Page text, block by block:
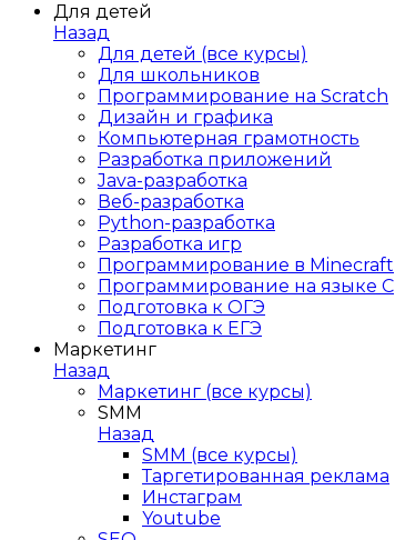
Для детей
Назад
Для детей (все курсы)
Для школьников
Программирование на Scratch
Дизайн и графика
Компьютерная грамотность
Разработка приложений
Java-разработка
Веб-разработка
Python-разработка
Разработка игр
Программирование в Minecraft
Программирование на языке C
Подготовка к ОГЭ
Подготовка к ЕГЭ
Маркетинг
Назад
Маркетинг (все курсы)
SMM
Назад
SMM (все курсы)
Таргетированная реклама
Инстаграм
Youtube